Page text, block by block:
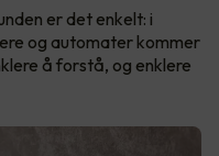
er det enkelt: i
og automater kommer
å forstå, og enklere